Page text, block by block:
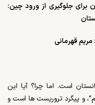
برای جلوگیری از ورود چین:
است. اما چرا؟ آیا این
و پیگرد تروریست ها است و